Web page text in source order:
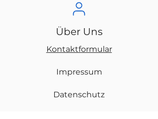
Über Uns
Kontaktformular
Impressum
Datenschutz